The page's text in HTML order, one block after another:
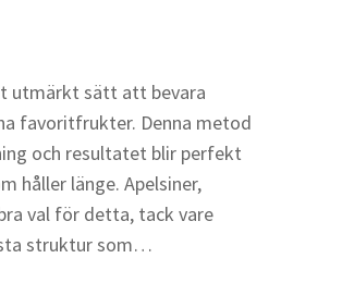
utmärkt sätt att bevara
favoritfrukter. Denna metod
och resultatet blir perfekt
håller länge. Apelsiner,
val för detta, tack vare
struktur som…